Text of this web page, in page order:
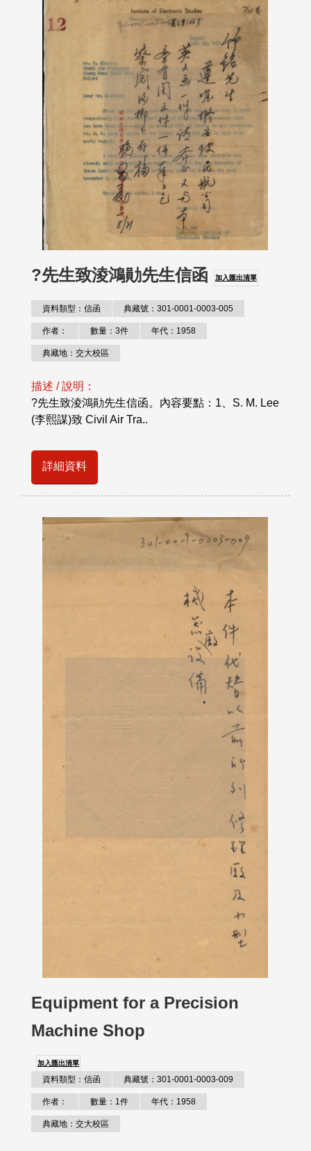
?先生致淩鴻勛先生信函 加入匯出清單
資料類型：信函 典藏號：301-0001-0003-005
作者： 數量：3件 年代：1958
典藏地：交大校區
描述 / 說明：
?先生致淩鴻勛先生信函。內容要點：1、S. M. Lee
(李熙謀)致 Civil Air Tra..
詳細資料
Equipment for a Precision
Machine Shop
加入匯出清單
資料類型：信函 典藏號：301-0001-0003-009
作者： 數量：1件 年代：1958
典藏地：交大校區